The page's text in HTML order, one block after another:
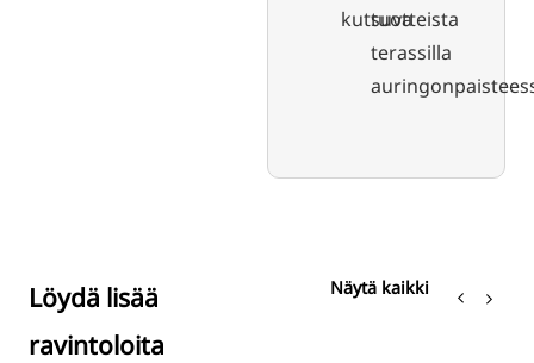
kutsuva
tuotteista
terassilla
Löydä lisää
ravintoloita
Näytä kaikki